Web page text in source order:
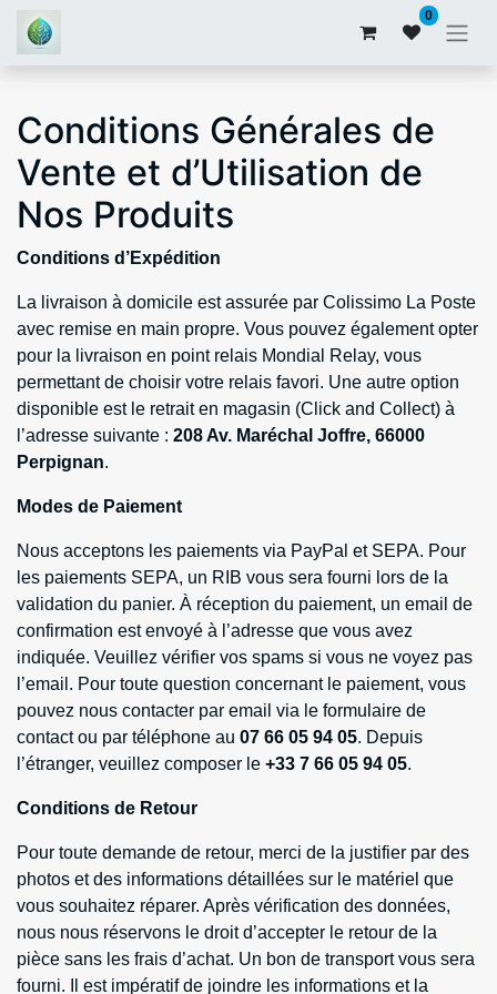
0
Conditions Générales de
Vente et d’Utilisation de
Nos Produits
Conditions d’Expédition
La livraison à domicile est assurée par Colissimo La Poste
avec remise en main propre. Vous pouvez également opter
pour la livraison en point relais Mondial Relay, vous
permettant de choisir votre relais favori. Une autre option
disponible est le retrait en magasin (Click and Collect) à
l’adresse suivante : 208 Av. Maréchal Joffre, 66000
Perpignan.
Modes de Paiement
Nous acceptons les paiements via PayPal et SEPA. Pour
les paiements SEPA, un RIB vous sera fourni lors de la
validation du panier. À réception du paiement, un email de
confirmation est envoyé à l’adresse que vous avez
indiquée. Veuillez vérifier vos spams si vous ne voyez pas
l’email. Pour toute question concernant le paiement, vous
pouvez nous contacter par email via le formulaire de
contact ou par téléphone au 07 66 05 94 05. Depuis
l’étranger, veuillez composer le +33 7 66 05 94 05.
Conditions de Retour
Pour toute demande de retour, merci de la justifier par des
photos et des informations détaillées sur le matériel que
vous souhaitez réparer. Après vérification des données,
nous nous réservons le droit d’accepter le retour de la
pièce sans les frais d’achat. Un bon de transport vous sera
fourni. Il est impératif de joindre les informations et la